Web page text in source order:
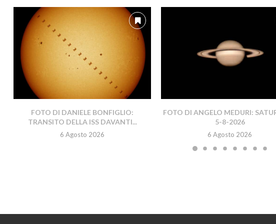
FOTO DI DANIELE BONFIGLIO:
TRANSITO DELLA ISS DAVANTI...
6 Agosto 2026
FOTO DI ANGELO MEDURI:
5-8-2026
6 Agosto 2026